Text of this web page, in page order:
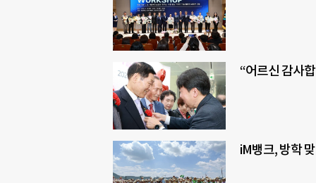
“어르신 감사
iM뱅크, 방학